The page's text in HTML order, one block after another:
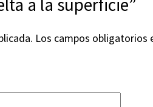
a la superficie”
Los campos obligatorios